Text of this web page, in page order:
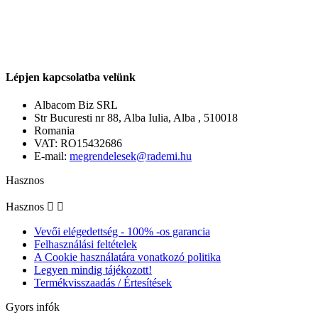
Lépjen kapcsolatba velünk
Albacom Biz SRL
Str Bucuresti nr 88, Alba Iulia, Alba , 510018
Romania
VAT: RO15432686
E-mail: megrendelesek@rademi.hu
Hasznos
Hasznos  
Vevői elégedettség - 100% -os garancia
Felhasználási feltételek
A Cookie használatára vonatkozó politika
Legyen mindig tájékozott!
Termékvisszaadás / Értesítések
Gyors infók